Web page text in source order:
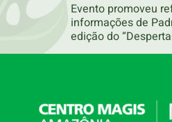
Evento promoveu
informações de
edição do